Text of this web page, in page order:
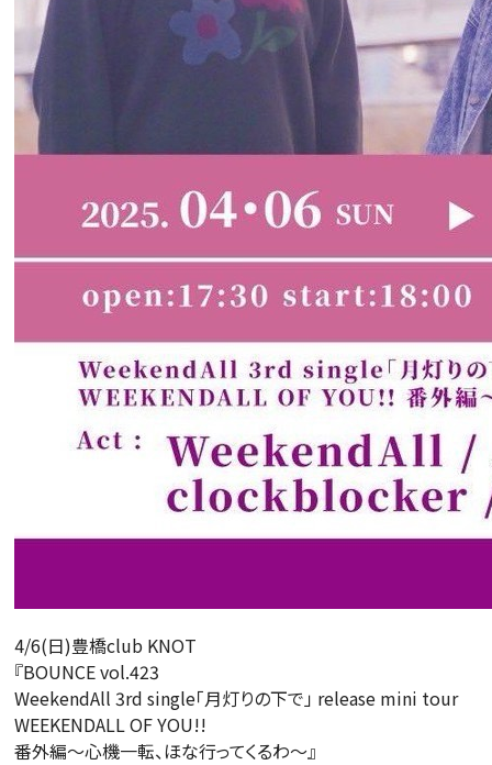
4/6(日)豊橋club KNOT
『BOUNCE vol.423
WeekendAll 3rd single「月灯りの下で」 release mini tour
WEEKENDALL OF YOU!!
番外編〜心機一転、ほな行ってくるわ〜』